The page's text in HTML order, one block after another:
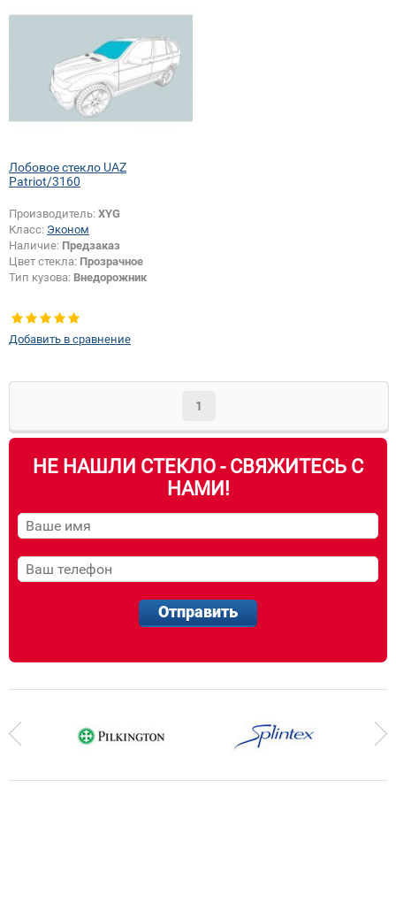
Лобовое стекло UAZ
Patriot/3160
Производитель: XYG
Класс: Эконом
Наличие: Предзаказ
Цвет стекла: Прозрачное
Тип кузова: Внедорожник
Добавить в сравнение
1
НЕ НАШЛИ СТЕКЛО - СВЯЖИТЕСЬ С
НАМИ!
Отправить